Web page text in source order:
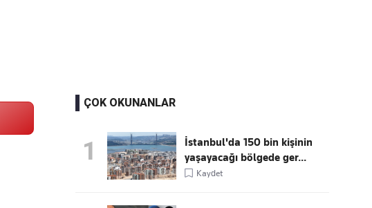
ÇOK OKUNANLAR
1
İstanbul'da 150 bin kişinin
yaşayacağı bölgede ger...
Kaydet